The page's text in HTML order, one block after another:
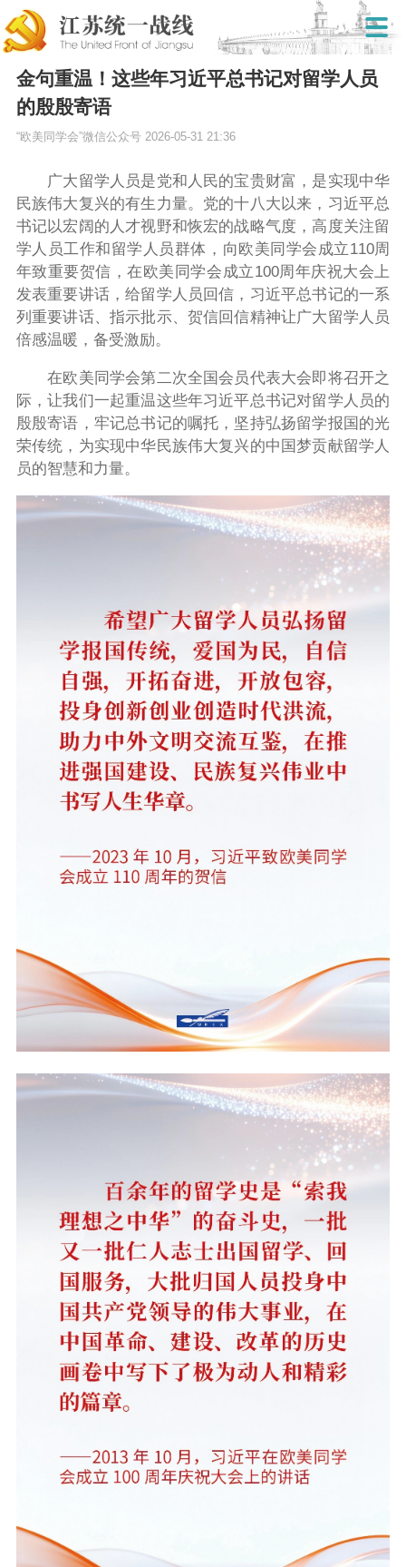
金句重温！这些年习近平总书记对留学人员
的殷殷寄语
“欧美同学会”微信公众号 2026-05-31 21:36
广大留学人员是党和人民的宝贵财富，是实现中华
民族伟大复兴的有生力量。党的十八大以来，习近平总
书记以宏阔的人才视野和恢宏的战略气度，高度关注留
学人员工作和留学人员群体，向欧美同学会成立110周
年致重要贺信，在欧美同学会成立100周年庆祝大会上
发表重要讲话，给留学人员回信，习近平总书记的一系
列重要讲话、指示批示、贺信回信精神让广大留学人员
倍感温暖，备受激励。
在欧美同学会第二次全国会员代表大会即将召开之
际，让我们一起重温这些年习近平总书记对留学人员的
殷殷寄语，牢记总书记的嘱托，坚持弘扬留学报国的光
荣传统，为实现中华民族伟大复兴的中国梦贡献留学人
员的智慧和力量。